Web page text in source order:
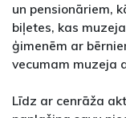
un pensionāriem,
biļetes, kas
ģimenēm ar
vecumam muzeja
Līdz ar cenrāža